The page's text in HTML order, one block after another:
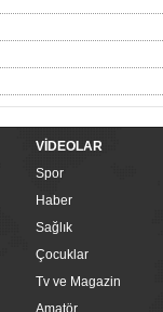
VİDEOLAR
Spor
Haber
Sağlık
Çocuklar
Tv ve Magazin
Amatör